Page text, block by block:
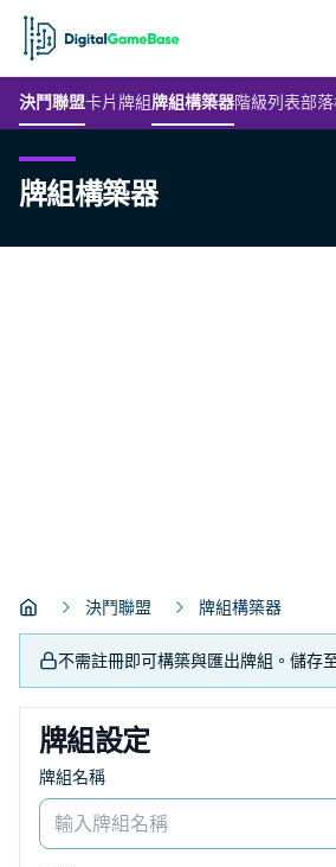
決鬥聯盟卡片 牌組牌組構築器階級列表部
牌組構築器
決鬥聯盟 牌組構築器
不需註冊即可構築與匯出牌組。儲存
牌組設定
牌組名稱